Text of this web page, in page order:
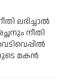
ലഭിച്ചാല്‍
നീതി
മകന്‍